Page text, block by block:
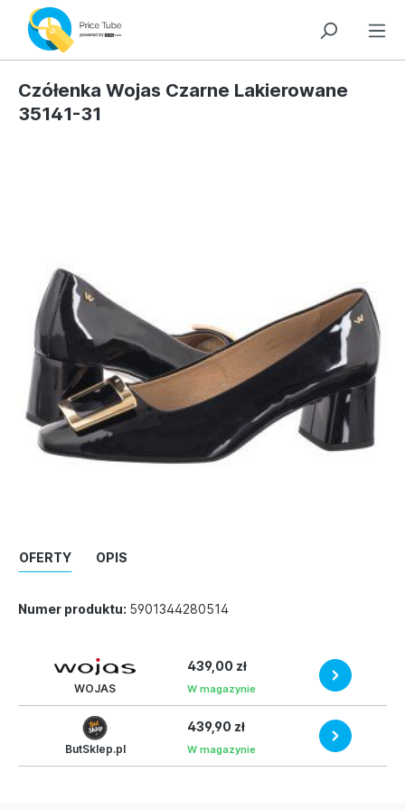
Czółenka Wojas Czarne Lakierowane
35141-31
OFERTY OPIS
Numer produktu: 5901344280514
WOJAS
439,00 zł
W magazynie
ButSklep.pl
439,90 zł
W magazynie